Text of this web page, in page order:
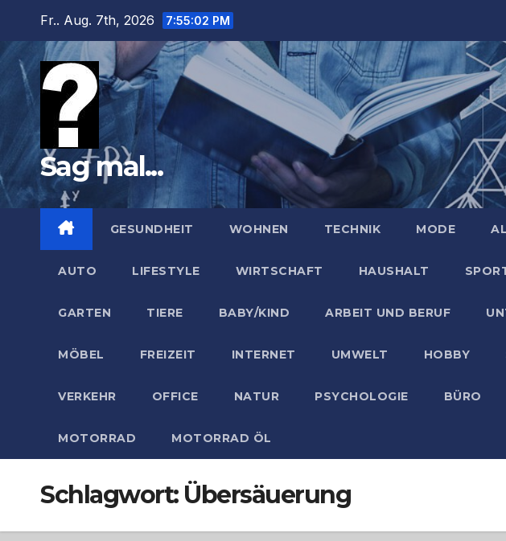
springen
Fr.. Aug. 7th, 2026 7:55:03 PM
Sag mal...
GESUNDHEIT WOHNEN TECHNIK MODE
AUTO LIFESTYLE WIRTSCHAFT HAUSHALT
GARTEN TIERE BABY/KIND ARBEIT UND BERUF
MÖBEL FREIZEIT INTERNET UMWELT HOBBY
VERKEHR OFFICE NATUR PSYCHOLOGIE BÜRO
MOTORRAD MOTORRAD ÖL
Schlagwort: Übersäuerung